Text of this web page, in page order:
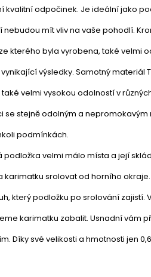
kvalitní odpočinek. Je ideální jako
mít vliv na vaše pohodlí.
kterého byla vyrobena, také velmi
výsledky. Samotný materiál
velmi vysokou odolností v
stejně odolným a nepromokavým
podmínkách.
podložka velmi málo místa a její
karimatku srolovat od horního
který podložku po srolování zajistí.
karimatku zabalit. Usnadní vám
Díky své velikosti a hmotnosti jen